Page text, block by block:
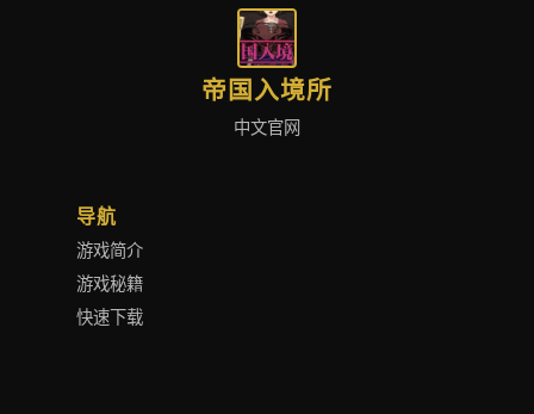
帝国入境所
中文官网
导航
游戏简介
游戏秘籍
快速下载